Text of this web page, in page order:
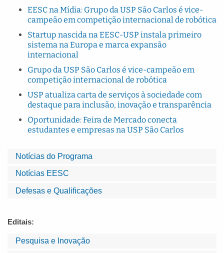
Notícias do Programa
Notícias EESC
Defesas e Qualificações
Editais:
Pesquisa e Inovação
EESC na Mídia: Grupo da USP São Carlos é vice-
campeão em competição internacional de robótica
Startup nascida na EESC-USP instala primeiro
sistema na Europa e marca expansão
internacional
Grupo da USP São Carlos é vice-campeão em
competição internacional de robótica
USP atualiza carta de serviços à sociedade com
destaque para inclusão, inovação e transparência
Oportunidade: Feira de Mercado conecta
estudantes e empresas na USP São Carlos